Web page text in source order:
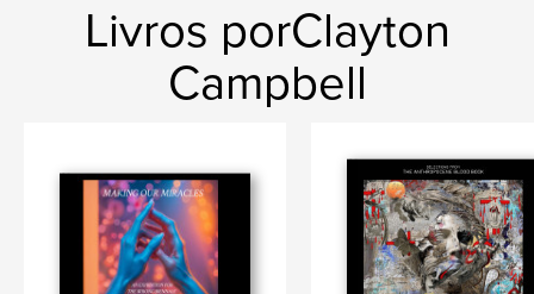
Livros porClayton
Campbell